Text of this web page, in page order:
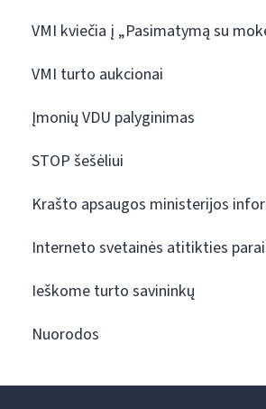
VMI kviečia į „Pasimatymą su
VMI turto aukcionai
Įmonių VDU palyginimas
STOP šešėliui
Krašto apsaugos ministerijos
Interneto svetainės atitikties
Ieškome turto savininkų
Nuorodos